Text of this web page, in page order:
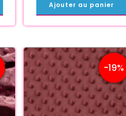
Ajouter au panier
-19%